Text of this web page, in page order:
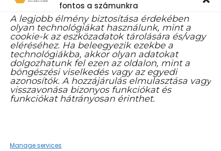
fontos a számunkra
A legjobb élmény biztosítása érdekében
olyan technológiákat használunk, mint a
cookie-k az eszközadatok tárolására és/vagy
eléréséhez. Ha beleegyezik ezekbe a
technológiákba, akkor olyan adatokat
dolgozhatunk fel ezen az oldalon, mint a
böngészési viselkedés vagy az egyedi
azonosítók. A hozzájárulás elmulasztása vagy
visszavonása bizonyos funkciókat és
funkciókat hátrányosan érinthet.
Manage services
FACEBOOK YOUTUBE CSATORNA